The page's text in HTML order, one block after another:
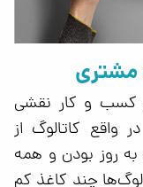
مشتری
و کسب و کار نقشی
واقع کاتالوگ از
روز بودن و همه
چند کاغذ کم